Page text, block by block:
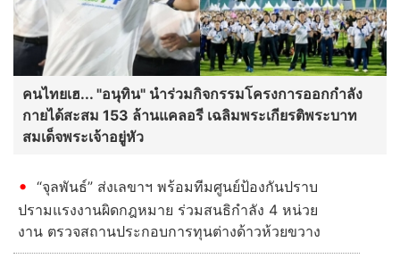
คนไทยเฮ... "อนุทิน" นำร่วมกิจกรรมโครงการออกกำลัง
กายได้สะสม 153 ล้านแคลอรี เฉลิมพระเกียรติพระบาท
สมเด็จพระเจ้าอยู่หัว
“จุลพันธ์” ส่งเลขาฯ พร้อมทีมศูนย์ป้องกันปราบ
ปรามแรงงานผิดกฎหมาย ร่วมสนธิกำลัง 4 หน่วย
งาน ตรวจสถานประกอบการทุนต่างด้าวห้วยขวาง